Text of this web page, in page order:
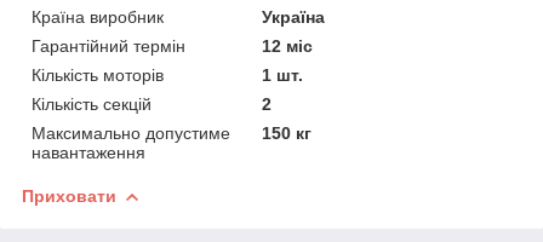
Країна виробник
Україна
Гарантійний термін
12 міс
Кількість моторів
1 шт.
Кількість секцій
2
Максимально допустиме
навантаження
150 кг
Приховати